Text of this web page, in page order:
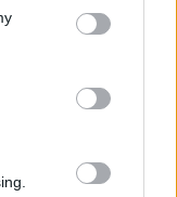
You may click to
party tags to
in below Google